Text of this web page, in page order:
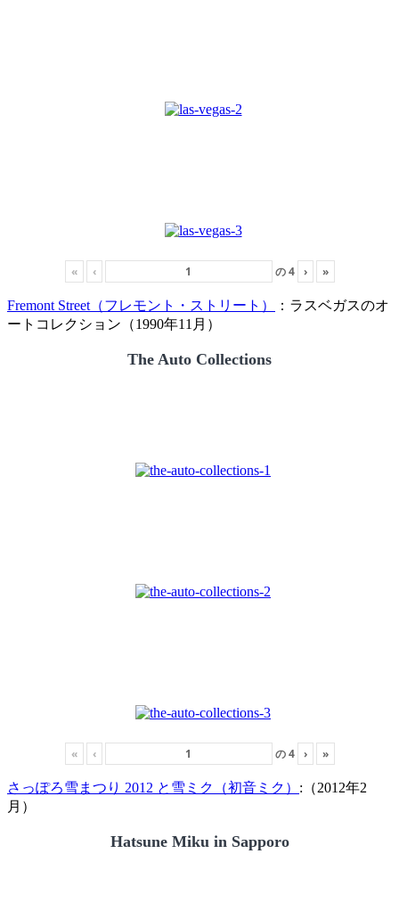
« ‹ の4 › »
Fremont Street（フレモント・ストリート）
：ラスベガスのオ
ートコレクション（1990年11月）
The Auto Collections
« ‹ の4 › »
さっぽろ雪まつり 2012 と雪ミク（初音ミク） :（2012年2
月）
Hatsune Miku in Sapporo